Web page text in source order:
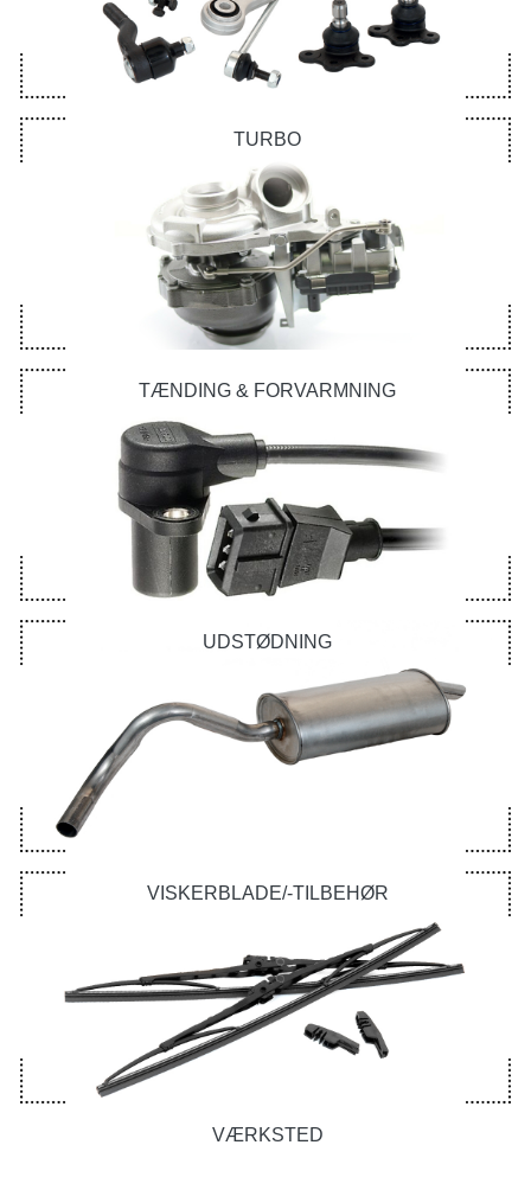
TURBO
TÆNDING & FORVARMNING
UDSTØDNING
VISKERBLADE/-TILBEHØR
VÆRKSTED